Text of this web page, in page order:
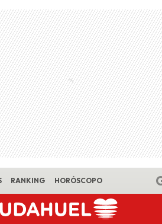
RANKING HORÓSCOPO